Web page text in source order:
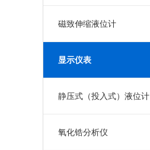
磁致伸缩液位计
显示仪表
静压式（投入式）液位计
氧化锆分析仪